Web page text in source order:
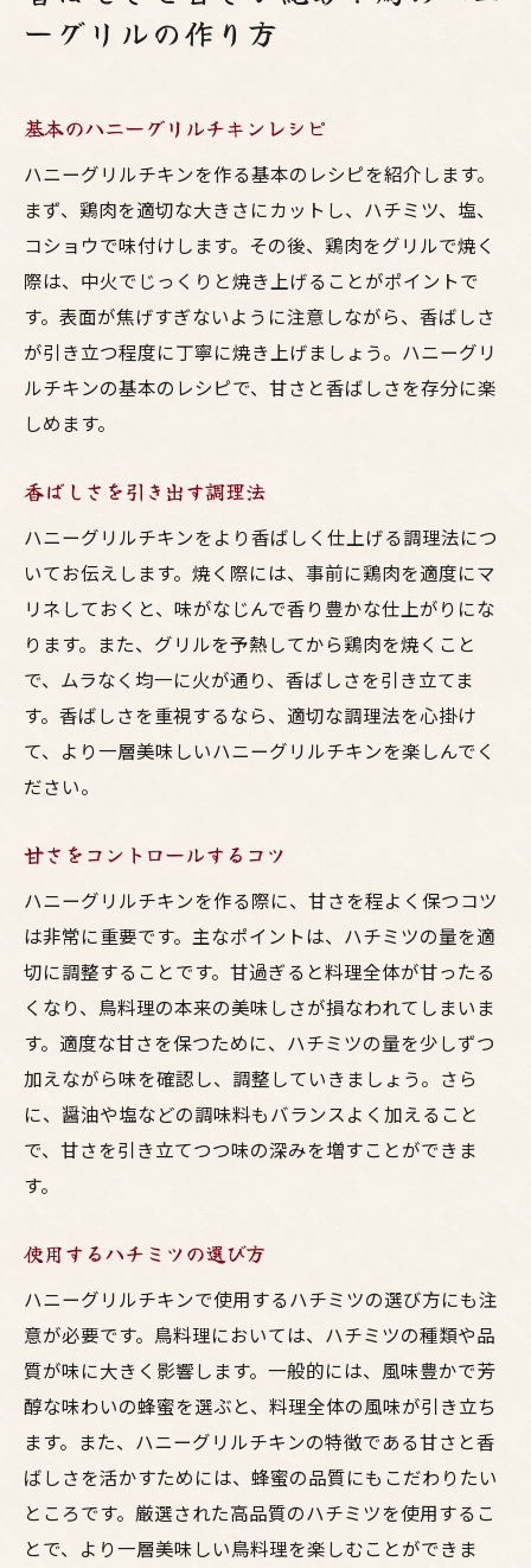
ーグリルの作り方
基本のハニーグリルチキンレシピ
ハニーグリルチキンを作る基本のレシピを紹介します。
まず、鶏肉を適切な大きさにカットし、ハチミツ、塩、
コショウで味付けします。その後、鶏肉をグリルで焼く
際は、中火でじっくりと焼き上げることがポイントで
す。表面が焦げすぎないように注意しながら、香ばしさ
が引き立つ程度に丁寧に焼き上げましょう。ハニーグリ
ルチキンの基本のレシピで、甘さと香ばしさを存分に楽
しめます。
香ばしさを引き出す調理法
ハニーグリルチキンをより香ばしく仕上げる調理法につ
いてお伝えします。焼く際には、事前に鶏肉を適度にマ
リネしておくと、味がなじんで香り豊かな仕上がりにな
ります。また、グリルを予熱してから鶏肉を焼くこと
で、ムラなく均一に火が通り、香ばしさを引き立てま
す。香ばしさを重視するなら、適切な調理法を心掛け
て、より一層美味しいハニーグリルチキンを楽しんでく
ださい。
甘さをコントロールするコツ
ハニーグリルチキンを作る際に、甘さを程よく保つコツ
は非常に重要です。主なポイントは、ハチミツの量を適
切に調整することです。甘過ぎると料理全体が甘ったる
くなり、鳥料理の本来の美味しさが損なわれてしまいま
す。適度な甘さを保つために、ハチミツの量を少しずつ
加えながら味を確認し、調整していきましょう。さら
に、醤油や塩などの調味料もバランスよく加えること
で、甘さを引き立てつつ味の深みを増すことができま
す。
使用するハチミツの選び方
ハニーグリルチキンで使用するハチミツの選び方にも注
意が必要です。鳥料理においては、ハチミツの種類や品
質が味に大きく影響します。一般的には、風味豊かで芳
醇な味わいの蜂蜜を選ぶと、料理全体の風味が引き立ち
ます。また、ハニーグリルチキンの特徴である甘さと香
ばしさを活かすためには、蜂蜜の品質にもこだわりたい
ところです。厳選された高品質のハチミツを使用するこ
とで、より一層美味しい鳥料理を楽しむことができま